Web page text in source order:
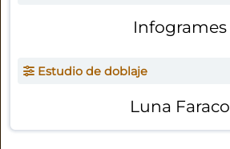
Infogrames
Estudio de doblaje
Luna Faraco